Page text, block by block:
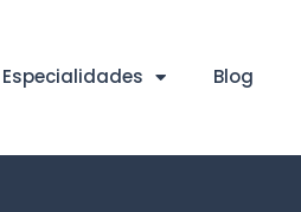
Especialidades Blog